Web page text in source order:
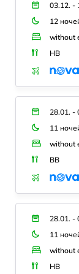
03.12. -
12
without
HB
28.01. -
11
without
BB
28.01. -
11
without
HB